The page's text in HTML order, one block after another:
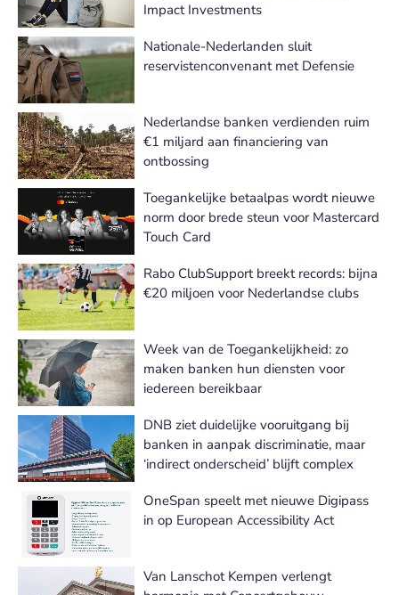
Impact Investments
Nationale-Nederlanden sluit
reservistenconvenant met Defensie
Nederlandse banken verdienden ruim
€1 miljard aan financiering van
ontbossing
Toegankelijke betaalpas wordt nieuwe
norm door brede steun voor Mastercard
Touch Card
Rabo ClubSupport breekt records: bijna
€20 miljoen voor Nederlandse clubs
Week van de Toegankelijkheid: zo
maken banken hun diensten voor
iedereen bereikbaar
DNB ziet duidelijke vooruitgang bij
banken in aanpak discriminatie, maar
‘indirect onderscheid’ blijft complex
OneSpan speelt met nieuwe Digipass
in op European Accessibility Act
Van Lanschot Kempen verlengt